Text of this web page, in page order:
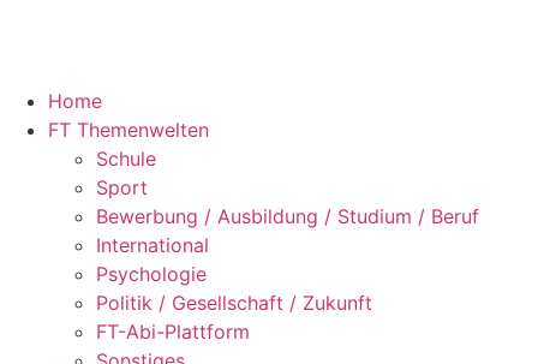
Home
FT Themenwelten
Schule
Sport
Bewerbung / Ausbildung / Studium / Beruf
International
Psychologie
Politik / Gesellschaft / Zukunft
FT-Abi-Plattform